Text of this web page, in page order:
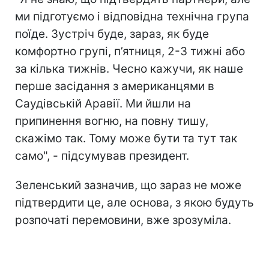
ми підготуємо і відповідна технічна група
поїде. Зустріч буде, зараз, як буде
комфортно групі, п’ятниця, 2-3 тижні або
за кілька тижнів. Чесно кажучи, як наше
перше засідання з американцями в
Саудівській Аравії. Ми йшли на
припинення вогню, на повну тишу,
скажімо так. Тому може бути та тут так
само", - підсумував президент.
Зеленський зазначив, що зараз не може
підтвердити це, але основа, з якою будуть
розпочаті перемовини, вже зрозуміла.